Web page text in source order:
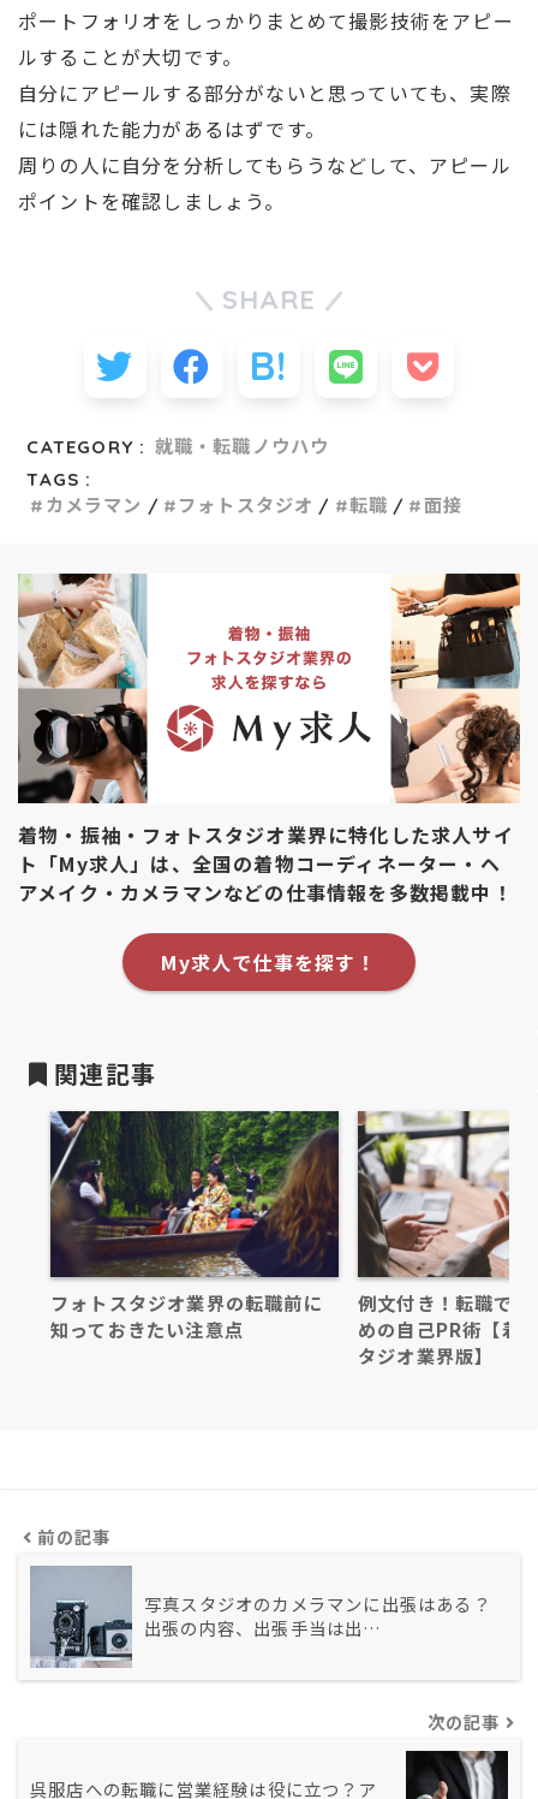
ポートフォリオをしっかりまとめて撮影技術をアピー
ルすることが大切です。
自分にアピールする部分がないと思っていても、実際
には隠れた能力があるはずです。
周りの人に自分を分析してもらうなどして、アピール
ポイントを確認しましょう。
SHARE
CATEGORY : 就職・転職ノウハウ
TAGS :
カメラマン
フォトスタジオ 転職 面接
着物・振袖・フォトスタジオ業界に特化した求人サイ
ト「My求人」は、全国の着物コーディネーター・ヘ
アメイク・カメラマンなどの仕事情報を多数掲載中！
My求人で仕事を探す！
関連記事
フォトスタジオ業界の転職前に
知っておきたい注意点
例文付き！転職で
めの自己PR術【着
タジオ業界版】
前の記事
写真スタジオのカメラマンに出張はある？
出張の内容、出張手当は出…
次の記事
呉服店への転職に営業経験は役に立つ？ア